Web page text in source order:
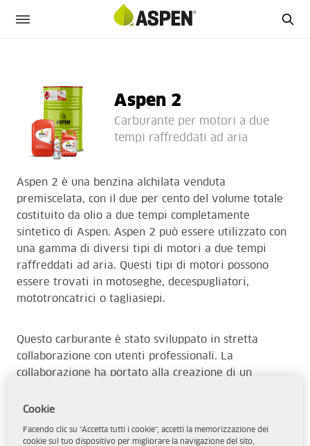
Aspen 2
Carburante per motori a due
tempi raffreddati ad aria
Aspen 2 è una benzina alchilata venduta
premiscelata, con il due per cento del volume totale
costituito da olio a due tempi completamente
sintetico di Aspen. Aspen 2 può essere utilizzato con
una gamma di diversi tipi di motori a due tempi
raffreddati ad aria. Questi tipi di motori possono
essere trovati in motoseghe, decespugliatori,
mototroncatrici o tagliasiepi.
Questo carburante è stato sviluppato in stretta
collaborazione con utenti professionali. La
collaborazione ha portato alla creazione di un
possibile e un ambiente di lavoro notevolmente
Cookie
Facendo clic su "Accetta tutti i cookie", accetti la memorizzazione dei
cookie sul tuo dispositivo per migliorare la navigazione del sito,